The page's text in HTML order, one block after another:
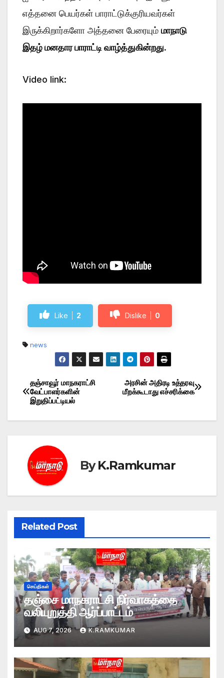
எத்தனை பெயர்கள் பாராட்டுக்குரியவர்கள்
இருக்கிறார்களோ அத்தனை பேரையும் மாநாடு
இதழ் மனதார பாராட்டி வாழ்த்துகின்றது.
Video link:
Like 2 Dislike 0
news
Post
navigation
அரசின் அதிரடி உத்தரவு
மீறக்கூடாது எச்சரிக்கை
தஞ்சாவூர் மாநகராட்சி
வேட்பாளர்களின்
இறுதிப்பட்டியல்
ByK.Ramkumar
Related Post
செய்திகள்
தஞ்சை மாநகராட்சி நிர்வாகத்தை
வலியுறுத்தி ஆர்ப்பாட்டம்
AUG 7, 2026 K.RAMKUMAR